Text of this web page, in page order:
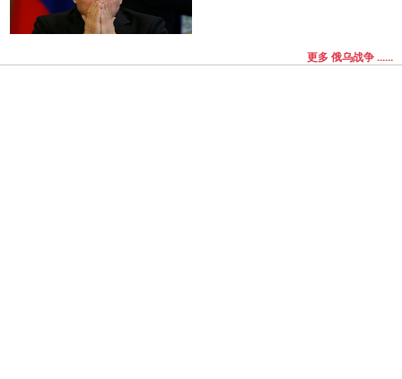
更多 俄乌战争 ......